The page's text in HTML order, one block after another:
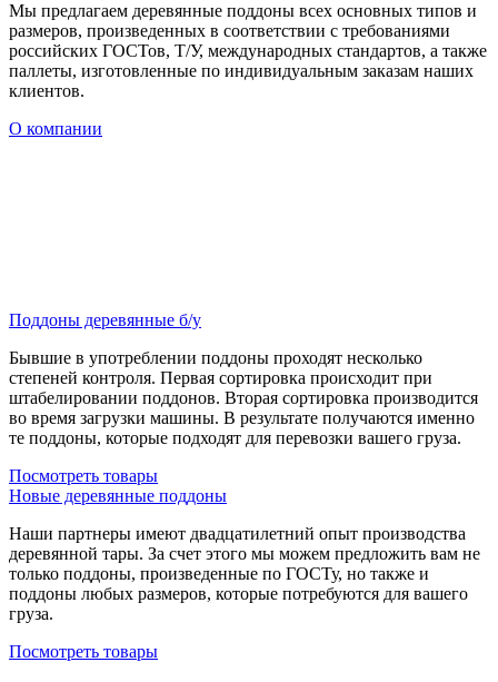
Мы предлагаем деревянные поддоны всех основных типов и
размеров, произведенных в соответствии с требованиями
российских ГОСТов, Т/У, международных стандартов, а также
паллеты, изготовленные по индивидуальным заказам наших
клиентов.
О компании
Поддоны деревянные б/у
Бывшие в употреблении поддоны проходят несколько
степеней контроля. Первая сортировка происходит при
штабелировании поддонов. Вторая сортировка производится
во время загрузки машины. В результате получаются именно
те поддоны, которые подходят для перевозки вашего груза.
Посмотреть товары
Новые деревянные поддоны
Наши партнеры имеют двадцатилетний опыт производства
деревянной тары. За счет этого мы можем предложить вам не
только поддоны, произведенные по ГОСТу, но также и
поддоны любых размеров, которые потребуются для вашего
груза.
Посмотреть товары